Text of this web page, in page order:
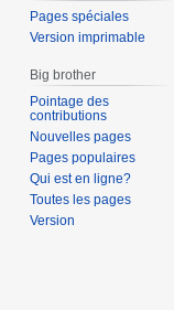
Pages spéciales
Version imprimable
Big brother
Pointage des
contributions
Nouvelles pages
Pages populaires
Qui est en ligne?
Toutes les pages
Version